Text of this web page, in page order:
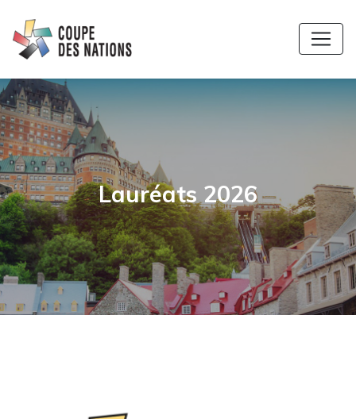
Lauréats 2026